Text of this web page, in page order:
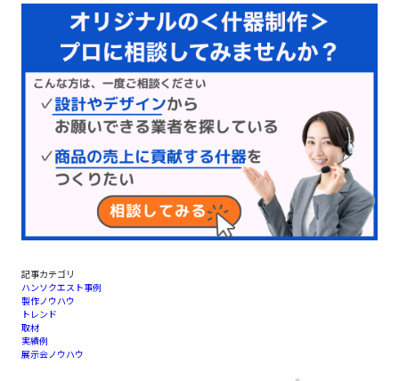
記事カテゴリ
ハンソクエスト事例
製作ノウハウ
トレンド
取材
実績例
展示会ノウハウ